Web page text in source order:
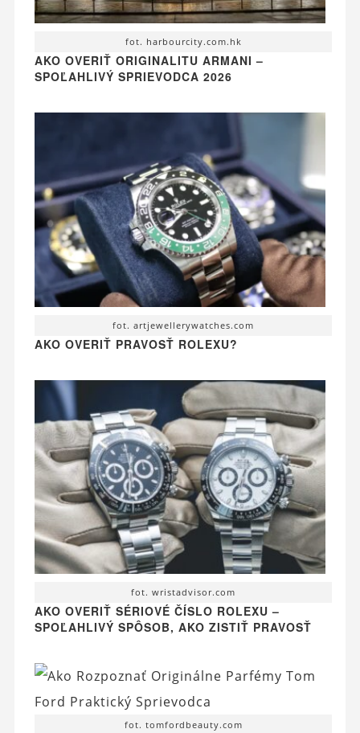
fot. harbourcity.com.hk
AKO OVERIŤ ORIGINALITU ARMANI –
SPOĽAHLIVÝ SPRIEVODCA 2026
fot. artjewellerywatches.com
AKO OVERIŤ PRAVOSŤ ROLEXU?
fot. wristadvisor.com
AKO OVERIŤ SÉRIOVÉ ČÍSLO ROLEXU –
SPOĽAHLIVÝ SPÔSOB, AKO ZISTIŤ PRAVOSŤ
fot. tomfordbeauty.com